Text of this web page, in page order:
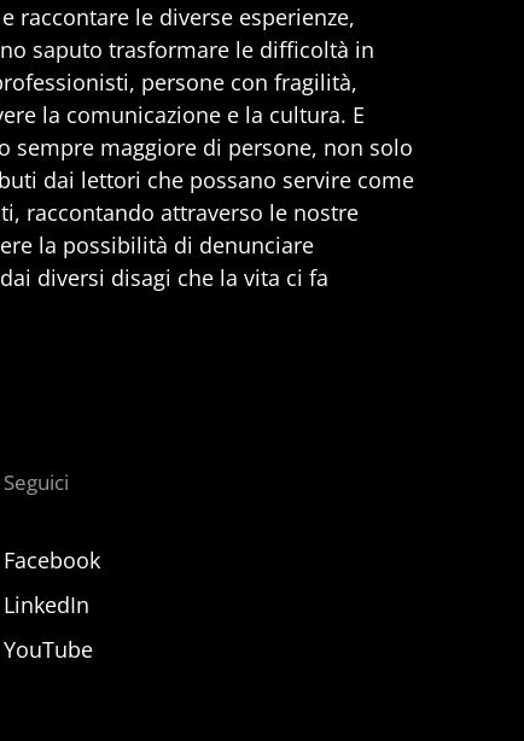
raccontare le diverse esperienze,
saputo trasformare le difficoltà in
persone con fragilità,
la comunicazione e la cultura. E
sempre maggiore di persone, non solo
dai lettori che possano servire come
raccontando attraverso le nostre
la possibilità di denunciare
diversi disagi che la vita ci fa
Seguici
Facebook
LinkedIn
YouTube